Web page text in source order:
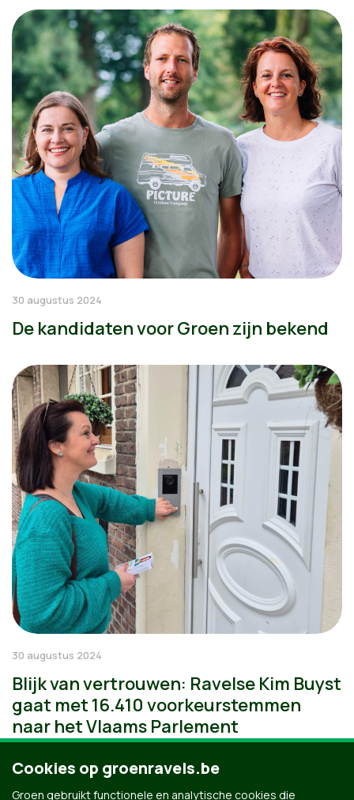
30 augustus 2024
De kandidaten voor Groen zijn bekend
30 augustus 2024
Blijk van vertrouwen: Ravelse Kim Buyst
gaat met 16.410 voorkeurstemmen
naar het Vlaams Parlement
Cookies op groenravels.be
Groen gebruikt functionele en analytische cookies die